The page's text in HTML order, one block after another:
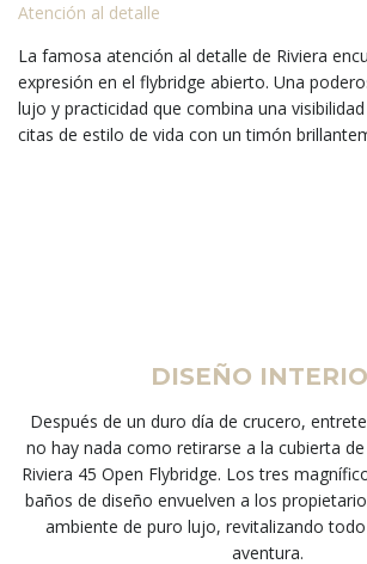
Atención al detalle
La famosa atención al detalle de Riviera
expresión en el flybridge abierto. Una
lujo y practicidad que combina una
citas de estilo de vida con un timón
DISEÑO
Después de un duro día de crucero,
no hay nada como retirarse a la cubierta
Riviera 45 Open Flybridge. Los tres
baños de diseño envuelven a los
ambiente de puro lujo, revitalizando
aventura.